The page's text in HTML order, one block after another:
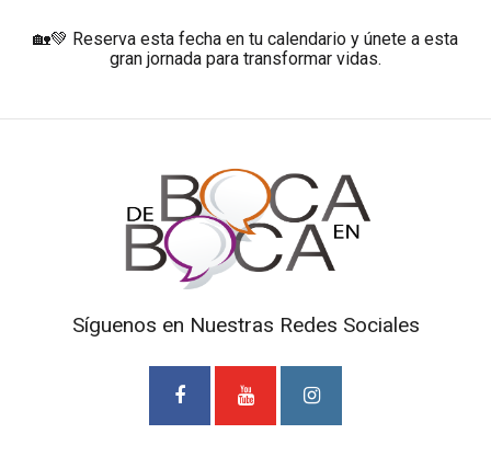
🏡💚 Reserva esta fecha en tu calendario y únete a esta
gran jornada para transformar vidas.
Síguenos en Nuestras Redes Sociales